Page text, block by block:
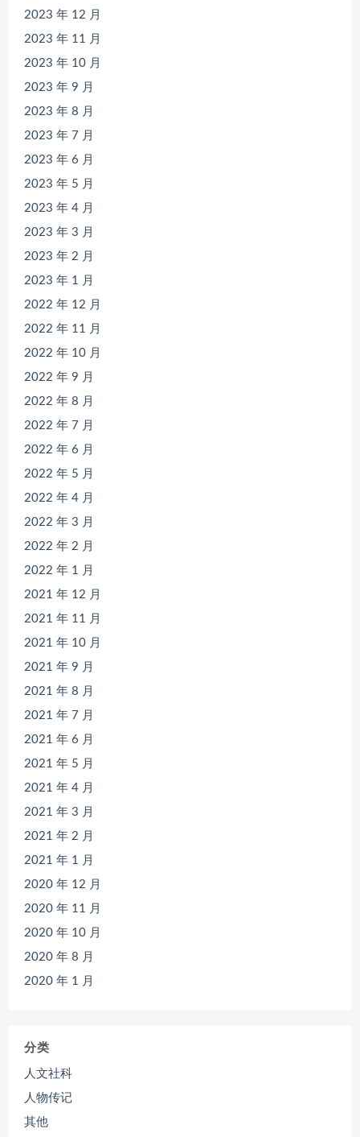
2023 年 12 月
2023 年 11 月
2023 年 10 月
2023 年 9 月
2023 年 8 月
2023 年 7 月
2023 年 6 月
2023 年 5 月
2023 年 4 月
2023 年 3 月
2023 年 2 月
2023 年 1 月
2022 年 12 月
2022 年 11 月
2022 年 10 月
2022 年 9 月
2022 年 8 月
2022 年 7 月
2022 年 6 月
2022 年 5 月
2022 年 4 月
2022 年 3 月
2022 年 2 月
2022 年 1 月
2021 年 12 月
2021 年 11 月
2021 年 10 月
2021 年 9 月
2021 年 8 月
2021 年 7 月
2021 年 6 月
2021 年 5 月
2021 年 4 月
2021 年 3 月
2021 年 2 月
2021 年 1 月
2020 年 12 月
2020 年 11 月
2020 年 10 月
2020 年 8 月
2020 年 1 月
分类
人文社科
人物传记
其他